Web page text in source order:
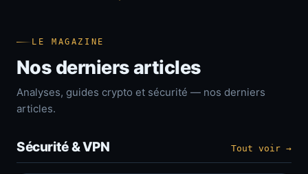
LE MAGAZINE
Nos derniers articles
Analyses, guides crypto et sécurité — nos derniers
articles.
Sécurité & VPN Tout voir →